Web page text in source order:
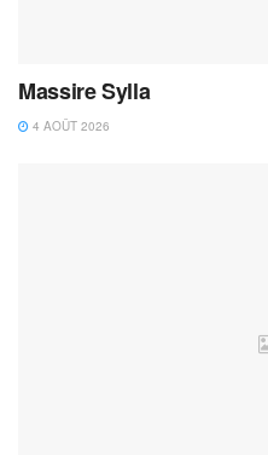
Massire Sylla
4 AOÛT 2026